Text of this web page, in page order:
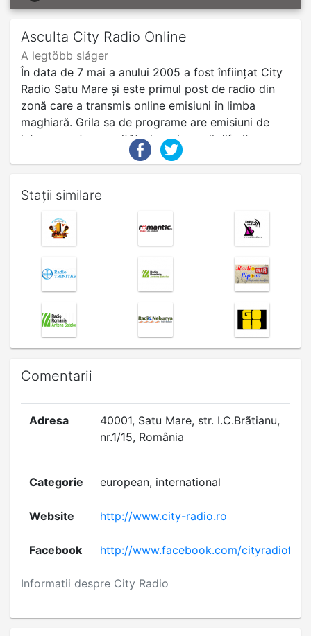
Asculta City Radio Online
A legtöbb sláger
În data de 7 mai a anului 2005 a fost înființat City
Radio Satu Mare și este primul post de radio din
zonă care a transmis online emisiuni în limba
maghiară. Grila sa de programe are emisiuni de
interes pentru ascultători pe domenii diferite,
precum: social, politic, religios, cultural, muzical și
din afara țării.
Stații similare
Comentarii
Informatii despre City Radio
Adresa
40001, Satu Mare, str. I.C.Brãtianu,
nr.1/15, România
Categorie european, international
Website http://www.city-radio.ro
Facebook http://www.facebook.com/cityradiofm